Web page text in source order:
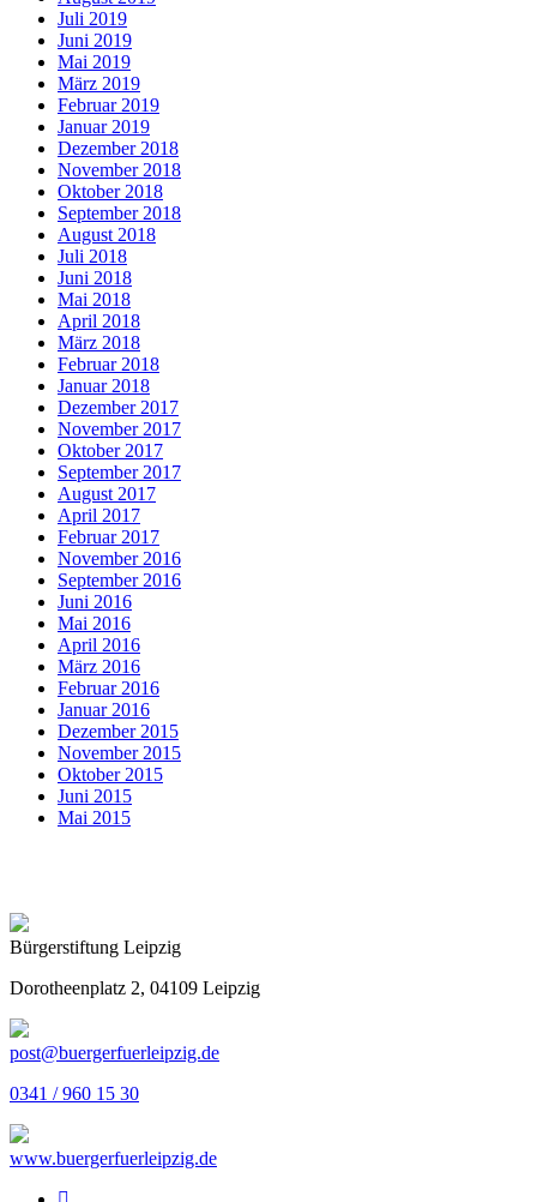
Juli 2019
Juni 2019
Mai 2019
März 2019
Februar 2019
Januar 2019
Dezember 2018
November 2018
Oktober 2018
September 2018
August 2018
Juli 2018
Juni 2018
Mai 2018
April 2018
März 2018
Februar 2018
Januar 2018
Dezember 2017
November 2017
Oktober 2017
September 2017
August 2017
April 2017
Februar 2017
November 2016
September 2016
Juni 2016
Mai 2016
April 2016
März 2016
Februar 2016
Januar 2016
Dezember 2015
November 2015
Oktober 2015
Juni 2015
Mai 2015
Bürgerstiftung Leipzig
Dorotheenplatz 2, 04109 Leipzig
post@buergerfuerleipzig.de
0341 / 960 15 30
www.buergerfuerleipzig.de